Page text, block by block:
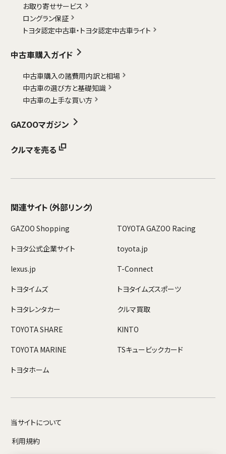
お取り寄せサービス
ロングラン保証
トヨタ認定中古車・ トヨタ認定中古車ライト
中古車購入ガイド
中古車購入の諸費用内訳と相場
中古車の選び方と基礎知識
中古車の上手な買い方
GAZOOマガジン
クルマを売る
関連サイト （外部リンク）
GAZOO Shopping
TOYOTA GAZOO Racing
トヨタ公式企業サイト
toyota.jp
lexus.jp
T-Connect
トヨタイムズ
トヨタイムズスポーツ
トヨタレンタカー
クルマ買取
TOYOTA SHARE
KINTO
TOYOTA MARINE
TSキュービックカード
トヨタホーム
当サイトについて
利用規約